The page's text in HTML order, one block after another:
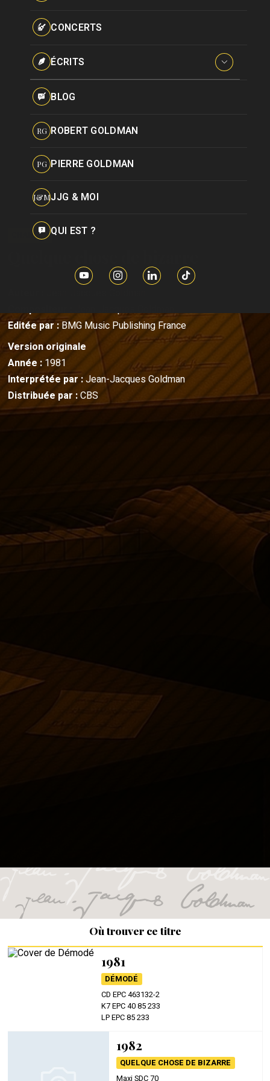
Pseudonymes
CONCERTS
ÉCRITS
Interviews
BLOG
RG ROBERT GOLDMAN
PG PIERRE GOLDMAN
J&MJJG & MOI
QUI EST ?
CHANSON
Compositeur :Jean-Jacques Goldman
Editée par :BMG Music Publishing France
Version originale
Année :1981
Interprétée par :Jean-Jacques Goldman
Distribuée par :CBS
Où trouver ce titre
1981
DÉMODÉ
CD EPC 463132-2
K7 EPC 40 85 233
LP EPC 85 233
1982
QUELQUE CHOSE DE BIZARRE
Maxi SDC 70